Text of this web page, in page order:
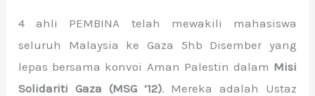
4 ahli PEMBINA telah mewakili mahasiswa
seluruh Malaysia ke Gaza 5hb Disember yang
lepas bersama konvoi Aman Palestin dalam Misi
Solidariti Gaza (MSG ’12). Mereka adalah Ustaz